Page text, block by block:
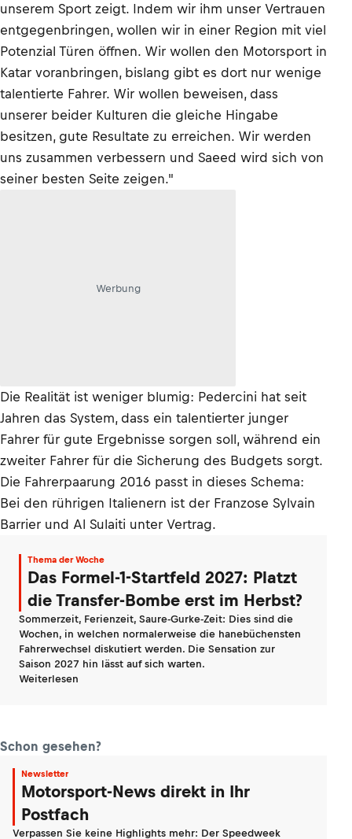
unserem Sport zeigt. Indem wir ihm unser Vertrauen
entgegenbringen, wollen wir in einer Region mit viel
Potenzial Türen öffnen. Wir wollen den Motorsport in
Katar voranbringen, bislang gibt es dort nur wenige
talentierte Fahrer. Wir wollen beweisen, dass
unserer beider Kulturen die gleiche Hingabe
besitzen, gute Resultate zu erreichen. Wir werden
uns zusammen verbessern und Saeed wird sich von
seiner besten Seite zeigen."
Werbung
Die Realität ist weniger blumig: Pedercini hat seit
Jahren das System, dass ein talentierter junger
Fahrer für gute Ergebnisse sorgen soll, während ein
zweiter Fahrer für die Sicherung des Budgets sorgt.
Die Fahrerpaarung 2016 passt in dieses Schema:
Bei den rührigen Italienern ist der Franzose Sylvain
Barrier und Al Sulaiti unter Vertrag.
Thema der Woche
Das Formel-1-Startfeld 2027: Platzt
die Transfer-Bombe erst im Herbst?
Sommerzeit, Ferienzeit, Saure-Gurke-Zeit: Dies sind die
Wochen, in welchen normalerweise die hanebüchensten
Fahrerwechsel diskutiert werden. Die Sensation zur
Saison 2027 hin lässt auf sich warten.
Weiterlesen
Schon gesehen?
Newsletter
Motorsport-News direkt in Ihr
Postfach
Verpassen Sie keine Highlights mehr: Der Speedweek